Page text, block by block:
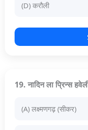
(D) करौली
19. नादिन ला प्रिन्स
(A) लक्ष्मणगढ़ (सीकर)